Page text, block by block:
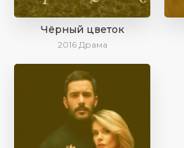
Чёрный цветок
2016 Драма